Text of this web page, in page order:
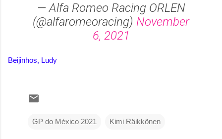
— Alfa Romeo Racing ORLEN
(@alfaromeoracing) November
6, 2021
Beijinhos, Ludy
GP do México 2021 Kimi Räikkönen